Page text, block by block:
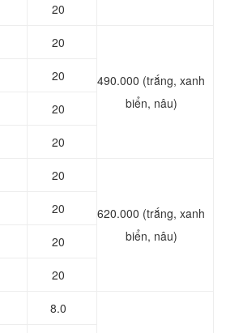
20
20
490.000 (trắng, xanh
biển, nâu)
20
20
20
20
620.000 (trắng, xanh
biển, nâu)
20
20
20
8.0